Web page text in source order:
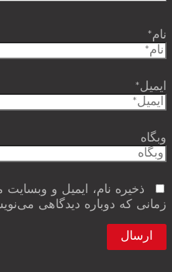
نام*
ایمیل*
وبگاه
ذخیره نام، ایمیل و
زمانی که دوباره دیدگاهی